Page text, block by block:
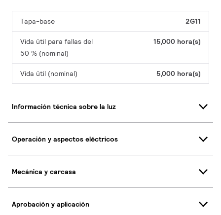
Tapa-base 2G11
Vida útil para fallas del
50 % (nominal)
15,000 hora(s)
Vida útil (nominal) 5,000 hora(s)
Información técnica sobre la luz
Operación y aspectos eléctricos
Mecánica y carcasa
Aprobación y aplicación